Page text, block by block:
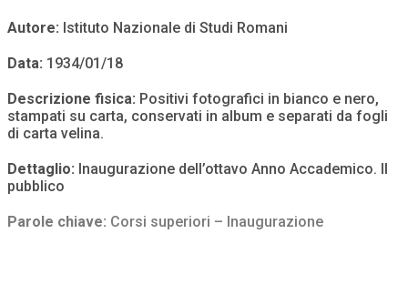
Autore: Istituto Nazionale di Studi Romani
Data: 1934/01/18
Descrizione fisica: Positivi fotografici in bianco e nero,
stampati su carta, conservati in album e separati da fogli
di carta velina.
Dettaglio: Inaugurazione dell’ottavo Anno Accademico. Il
pubblico
Parole chiave: Corsi superiori – Inaugurazione